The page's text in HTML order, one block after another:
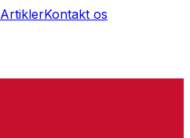
ArtiklerKontakt os